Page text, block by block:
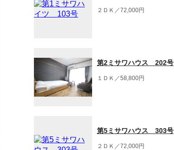
２ＤＫ／72,000円
第2ミサワハウス 202号
１ＤＫ／58,800円
第5ミサワハウス 303号
２ＤＫ／72,000円